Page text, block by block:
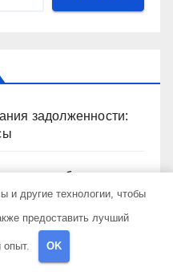
задолженности:
и особенности их
на приобретение
и другие технологии, чтобы
предоставить лучший
опыт. OK